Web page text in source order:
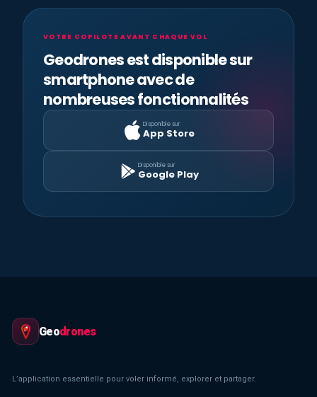
VOTRE COPILOTE AVANT CHAQUE VOL
Geodrones est disponible sur
smartphone avec de
nombreuses fonctionnalités
Disponible sur
App Store
Disponible sur
Google Play
Geodrones
L’application essentielle pour voler informé, explorer et partager.